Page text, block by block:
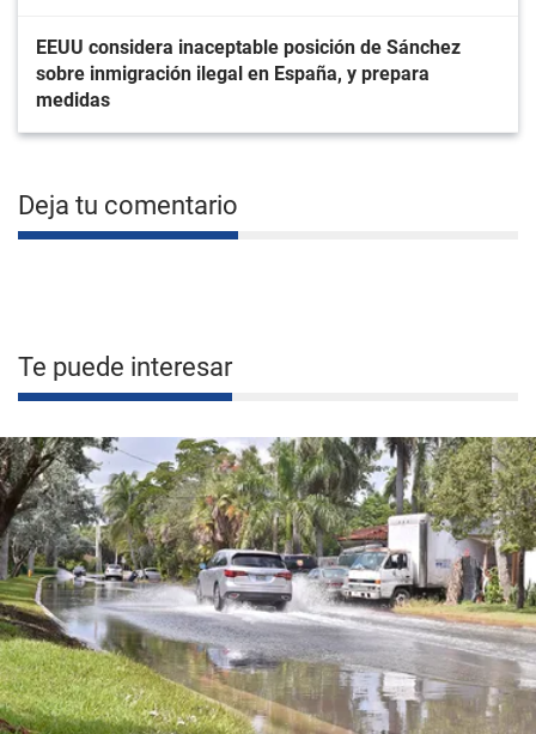
EEUU considera inaceptable posición de Sánchez
sobre inmigración ilegal en España, y prepara
medidas
Deja tu comentario
Te puede interesar